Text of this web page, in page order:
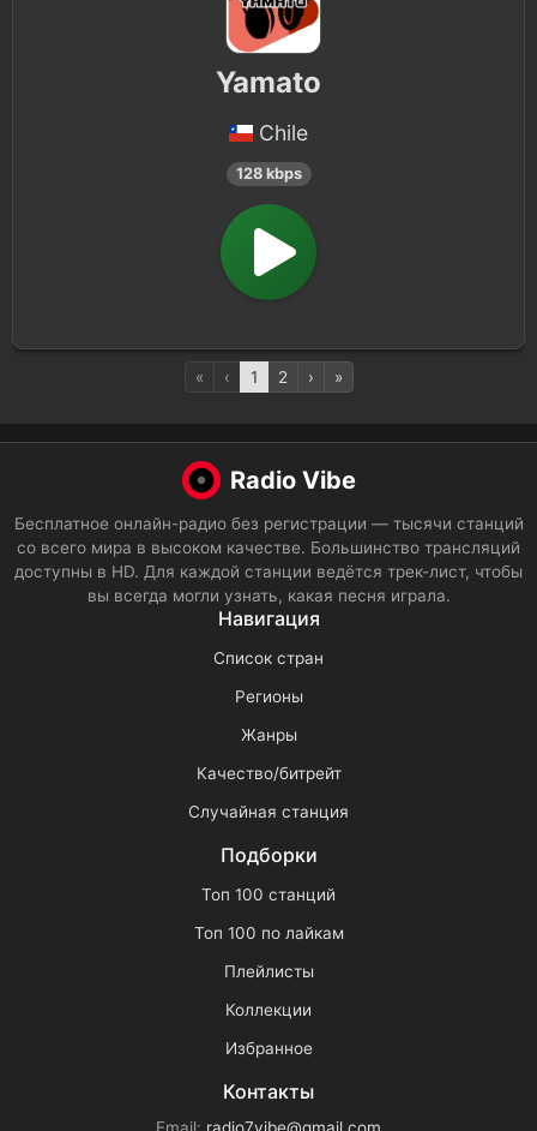
Yamato
Chile
128 kbps
« ‹ 1 2 › »
Radio Vibe
Бесплатное онлайн-радио без регистрации — тысячи станций
со всего мира в высоком качестве. Большинство трансляций
доступны в HD. Для каждой станции ведётся трек-лист, чтобы
вы всегда могли узнать, какая песня играла.
Навигация
Список стран
Регионы
Жанры
Качество/битрейт
Случайная станция
Подборки
Топ 100 станций
Топ 100 по лайкам
Плейлисты
Коллекции
Избранное
Контакты